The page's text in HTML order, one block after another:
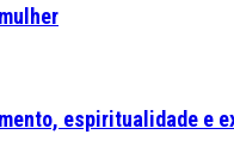
espiritualidade e